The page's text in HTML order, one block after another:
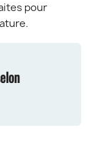
pour